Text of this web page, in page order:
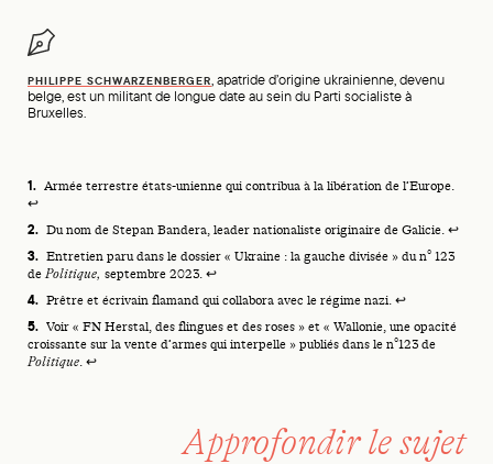
PHILIPPE SCHWARZENBERGER, apatride d’origine ukrainienne, devenu
belge, est un militant de longue date au sein du Parti socialiste à
Bruxelles.
Approfondir le sujet
Footnotes
Armée terrestre états-unienne qui contribua à la libération de l’Europe.
↩
Du nom de Stepan Bandera, leader nationaliste originaire de Galicie. ↩
Entretien paru dans le dossier « Ukraine : la gauche divisée » du n° 123
de Politique, septembre 2023. ↩
Prêtre et écrivain flamand qui collabora avec le régime nazi. ↩
Voir « FN Herstal, des flingues et des roses » et « Wallonie, une opacité
croissante sur la vente d’armes qui interpelle » publiés dans le n°123 de
Politique ↩